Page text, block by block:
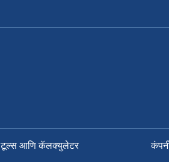
टूल्स आणि कॅलक्युलेटर